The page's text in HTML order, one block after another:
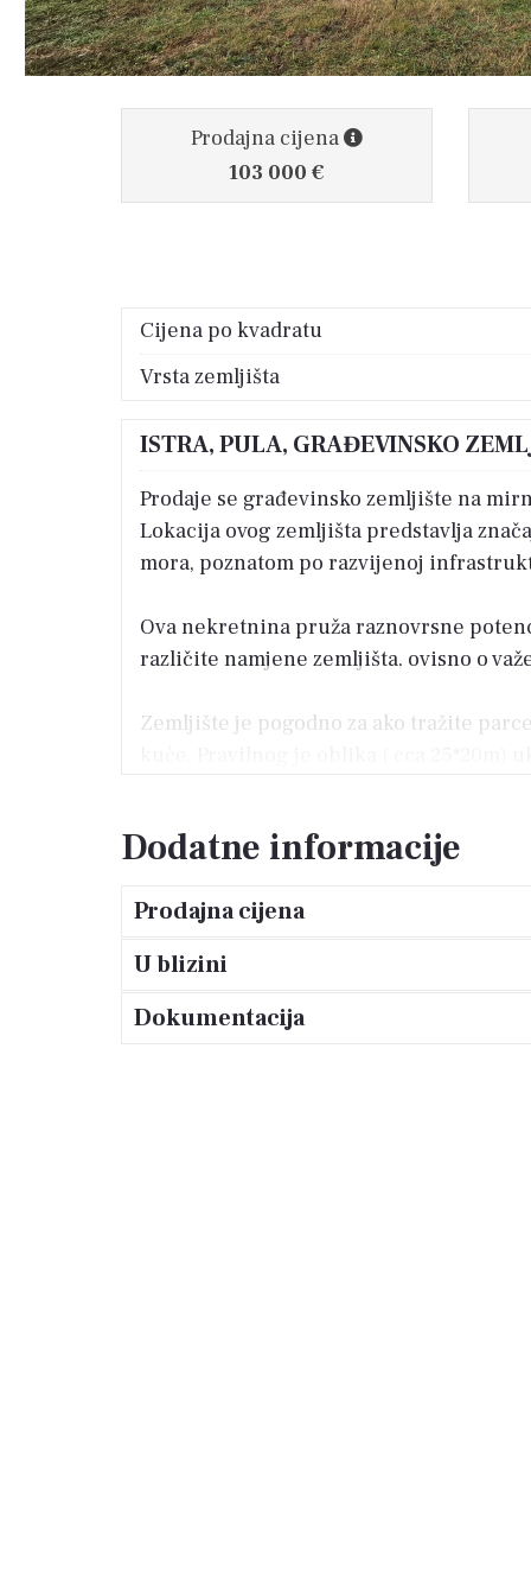
Prodajna cijena
103 000 €
Cijena po kvadratu
Vrsta zemljišta
ISTRA, PULA, GRAĐEVINSKO
Prodaje se građevinsko zemljište na
Lokacija ovog zemljišta predstavlja
mora, poznatom po razvijenoj
Ova nekretnina pruža raznovrsne
različite namjene zemljišta, ovisno o
Zemljište je pogodno za ako tražite
Pozivamo vas da iskoristite priliku i
Dodatne informacije
Prodajna cijena
U blizini
Dokumentacija